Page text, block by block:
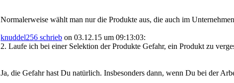
Normalerweise wählt man nur die Produkte aus, die auch im
knuddel256 schrieb on 03.12.15 um 09:13:03:
2. Laufe ich bei einer Selektion der Produkte Gefahr, ein Produkt zu
Ja, die Gefahr hast Du natürlich. Insbesonders dann, wenn Du bei der